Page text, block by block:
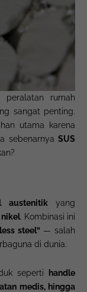
peralatan rumah
sangat penting.
utama karena
sebenarnya SUS
austenitikyang
nikel. Kombinasi ini
steel”— salah
di dunia.
seperti
handle
medis, hingga